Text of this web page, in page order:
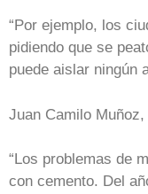
“Por ejemplo, los
pidiendo que se
puede aislar ningún
Juan Camilo
“Los problemas de
con cemento. Del